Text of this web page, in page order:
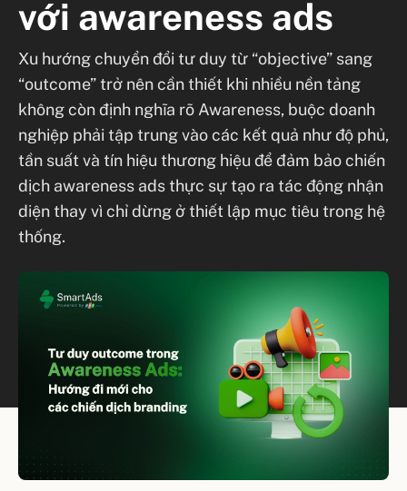
với awareness ads
Xu hướng chuyển đổi tư duy từ “objective” sang
“outcome” trở nên cần thiết khi nhiều nền tảng
không còn định nghĩa rõ Awareness, buộc doanh
nghiệp phải tập trung vào các kết quả như độ phủ,
tần suất và tín hiệu thương hiệu để đảm bảo chiến
dịch awareness ads thực sự tạo ra tác động nhận
diện thay vì chỉ dừng ở thiết lập mục tiêu trong hệ
thống.